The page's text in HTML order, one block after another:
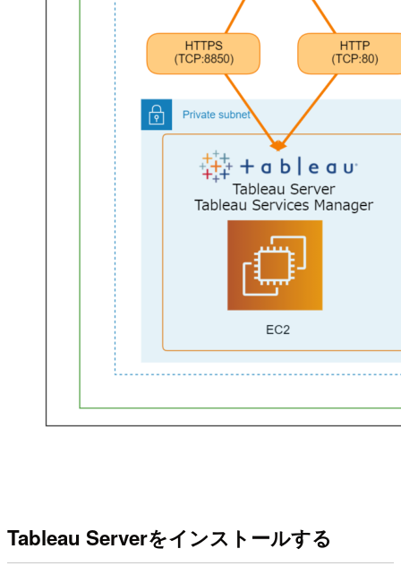
Tableau Serverをインストールする